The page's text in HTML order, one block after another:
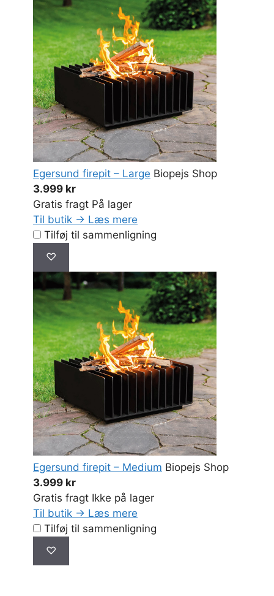
Egersund firepit – Large Biopejs Shop
3.999 kr
Gratis fragt På lager
Til butik → Læs mere
Tilføj til sammenligning
♡
Egersund firepit – Medium Biopejs Shop
3.999 kr
Gratis fragt Ikke på lager
Til butik → Læs mere
Tilføj til sammenligning
♡